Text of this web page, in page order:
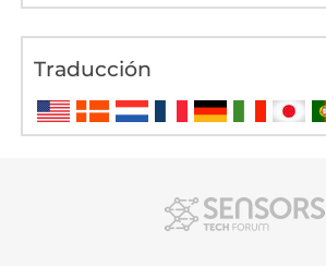
Traducción